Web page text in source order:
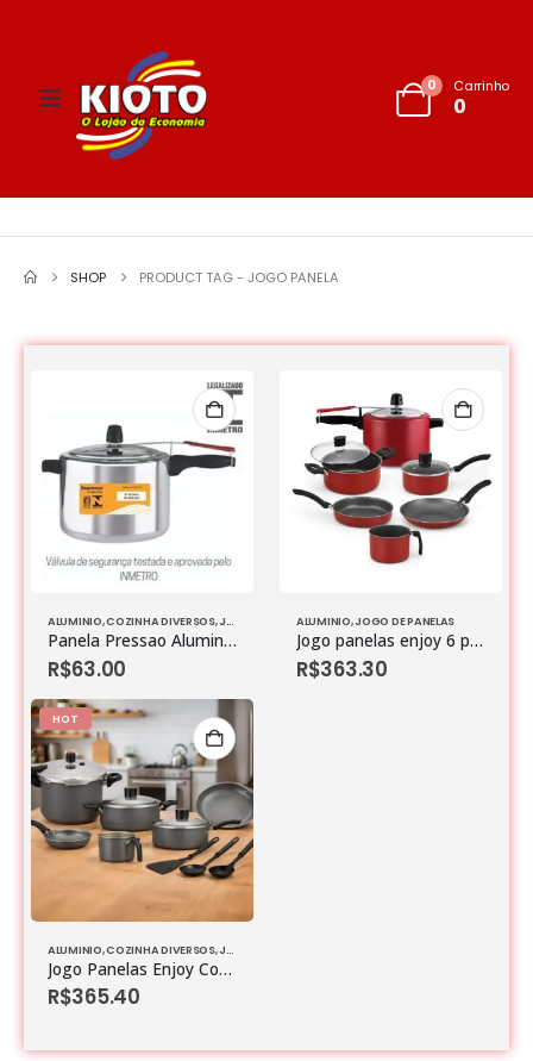
0 Carrinho
0
SHOP PRODUCT TAG -JOGO PANELA
ALUMINIO,COZINHA DIVERSOS,JOGO DE PANELAS
Panela Pressao Aluminio Fechamento Interno 4,5l
R$63.00
ALUMINIO,JOGO DE PANELAS
Jogo panelas enjoy 6 peças tampa vidro e panela pressão
R$363.30
HOT
ALUMINIO,COZINHA DIVERSOS,JOGO DE PANELAS
Jogo Panelas Enjoy Com 10 Peças Com Panela Pressão
R$365.40